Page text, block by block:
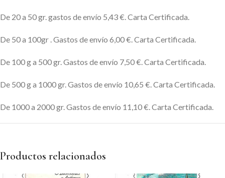
De 20 a 50 gr. gastos de envío 5,43 €. Carta Certificada.
De 50 a 100gr . Gastos de envío 6,00 €. Carta Certificada.
De 100 g a 500 gr. Gastos de envío 7,50 €. Carta Certificada.
De 500 g a 1000 gr. Gastos de envío 10,65 €. Carta Certificada.
De 1000 a 2000 gr. Gastos de envío 11,10 €. Carta Certificada.
Productos relacionados